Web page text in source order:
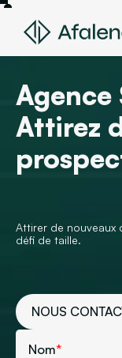
Agence
Attirez
Attirer de nouveaux
défi de taille.
NOUS
Nom*